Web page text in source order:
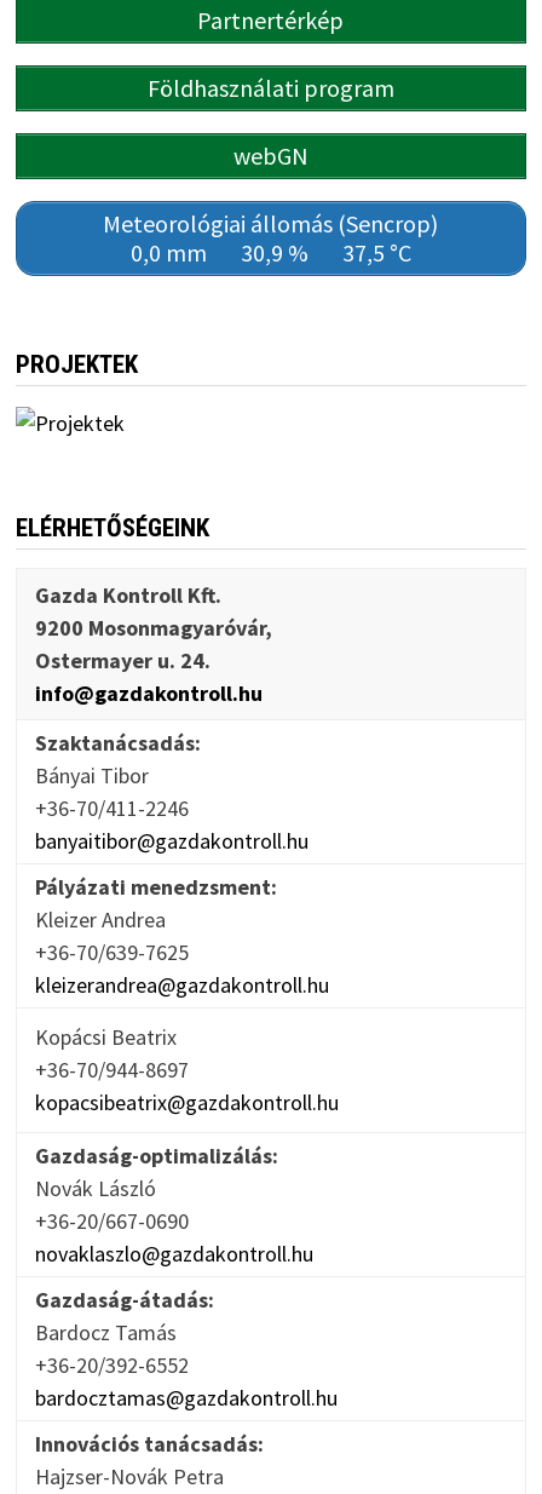
Partnertérkép
Földhasználati program
webGN
Meteorológiai állomás (Sencrop)
0,0 mm
30,9 % 37,5 °C
PROJEKTEK
ELÉRHETŐSÉGEINK
Gazda Kontroll Kft.
9200 Mosonmagyaróvár,
Ostermayer u. 24.
info@gazdakontroll.hu
Szaktanácsadás:
Bányai Tibor
+36-70/411-2246
banyaitibor@gazdakontroll.hu
Pályázati menedzsment:
Kleizer Andrea
+36-70/639-7625
kleizerandrea@gazdakontroll.hu
Kopácsi Beatrix
+36-70/944-8697
kopacsibeatrix@gazdakontroll.hu
Gazdaság-optimalizálás:
Novák László
+36-20/667-0690
novaklaszlo@gazdakontroll.hu
Gazdaság-átadás:
Bardocz Tamás
+36-20/392-6552
bardocztamas@gazdakontroll.hu
Innovációs tanácsadás:
Hajzser-Novák Petra